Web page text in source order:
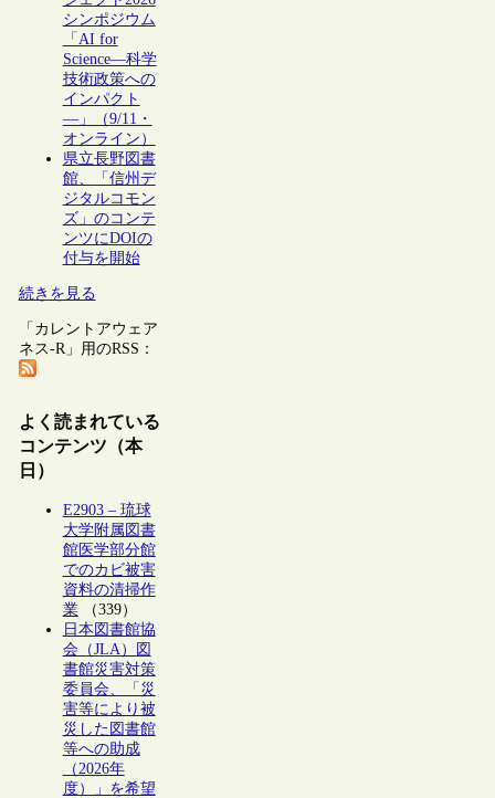
シンポジウム
「AI for
Science―科学
技術政策への
インパクト
―」（9/11・
オンライン）
県立長野図書
館、「信州デ
ジタルコモン
ズ」のコンテ
ンツにDOIの
付与を開始
続きを見る
「カレントアウェア
ネス-R」用のRSS：
よく読まれている
コンテンツ（本
日）
E2903 – 琉球
大学附属図書
館医学部分館
でのカビ被害
資料の清掃作
業（339）
日本図書館協
会（JLA）図
書館災害対策
委員会、「災
害等により被
災した図書館
等への助成
（2026年
度）」を希望